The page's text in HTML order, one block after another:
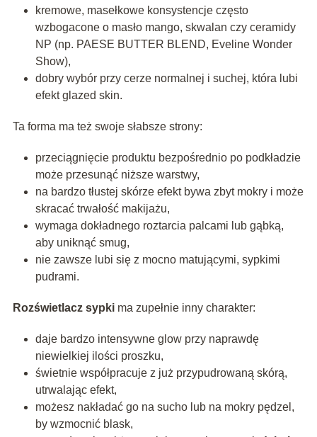
kremowe, masełkowe konsystencje często
wzbogacone o masło mango, skwalan czy ceramidy
NP (np. PAESE BUTTER BLEND, Eveline Wonder
Show),
dobry wybór przy cerze normalnej i suchej, która lubi
efekt glazed skin.
Ta forma ma też swoje słabsze strony:
przeciągnięcie produktu bezpośrednio po podkładzie
może przesunąć niższe warstwy,
na bardzo tłustej skórze efekt bywa zbyt mokry i może
skracać trwałość makijażu,
wymaga dokładnego roztarcia palcami lub gąbką,
aby uniknąć smug,
nie zawsze lubi się z mocno matującymi, sypkimi
pudrami.
Rozświetlacz sypkima zupełnie inny charakter:
daje bardzo intensywne glow przy naprawdę
niewielkiej ilości proszku,
świetnie współpracuje z już przypudrowaną skórą,
utrwalając efekt,
możesz nakładać go na sucho lub na mokry pędzel,
by wzmocnić blask,